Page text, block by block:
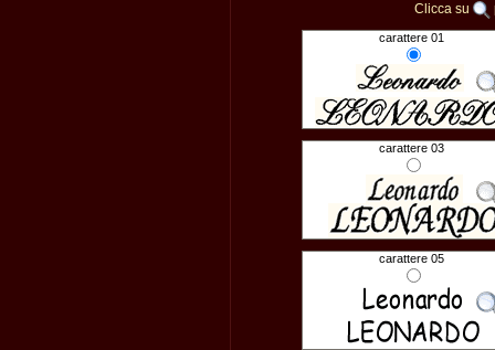
Clicca su
carattere 01
carattere 03
carattere 05